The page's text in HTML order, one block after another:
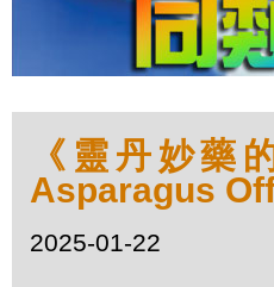
《靈丹妙藥
Asparagus
2025-01-22